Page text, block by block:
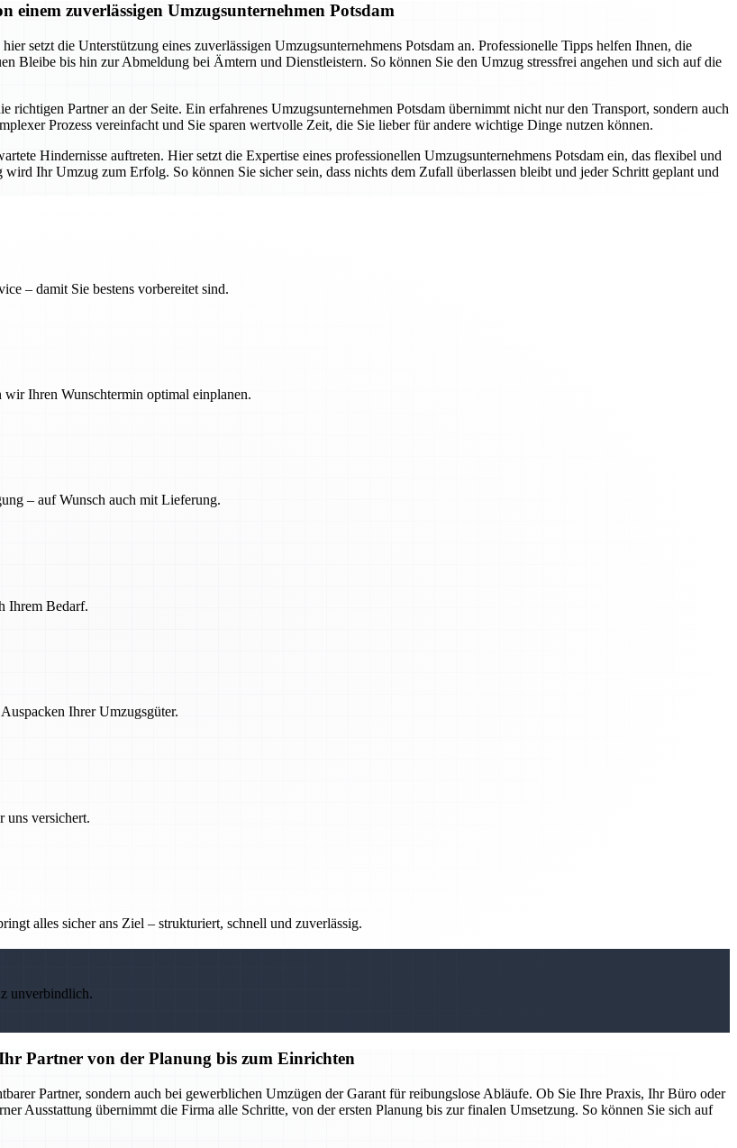
einem zuverlässigen Umzugsunternehmen Potsdam
setzt die Unterstützung eines zuverlässigen Umzugsunternehmens Potsdam an. Professionelle Tipps helfen Ihnen, die
Bleibe bis hin zur Abmeldung bei Ämtern und Dienstleistern. So können Sie den Umzug stressfrei angehen und sich auf die
Partner an der Seite. Ein erfahrenes Umzugsunternehmen Potsdam übernimmt nicht nur den Transport, sondern auch
Prozess vereinfacht und Sie sparen wertvolle Zeit, die Sie lieber für andere wichtige Dinge nutzen können.
Hindernisse auftreten. Hier setzt die Expertise eines professionellen Umzugsunternehmens Potsdam ein, das flexibel und
Ihr Umzug zum Erfolg. So können Sie sicher sein, dass nichts dem Zufall überlassen bleibt und jeder Schritt geplant und
– damit Sie bestens vorbereitet sind.
Ihren Wunschtermin optimal einplanen.
– auf Wunsch auch mit Lieferung.
Ihrem Bedarf.
Ihrer Umzugsgüter.
uns versichert.
alles sicher ans Ziel – strukturiert, schnell und zuverlässig.
unverbindlich.
Partner von der Planung bis zum Einrichten
Partner, sondern auch bei gewerblichen Umzügen der Garant für reibungslose Abläufe. Ob Sie Ihre Praxis, Ihr Büro oder
Ausstattung übernimmt die Firma alle Schritte, von der ersten Planung bis zur finalen Umsetzung. So können Sie sich auf